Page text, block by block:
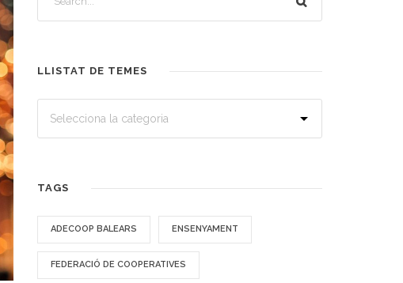
LLISTAT DE TEMES
TAGS
ADECOOP BALEARS ENSENYAMENT
FEDERACIÓ DE COOPERATIVES